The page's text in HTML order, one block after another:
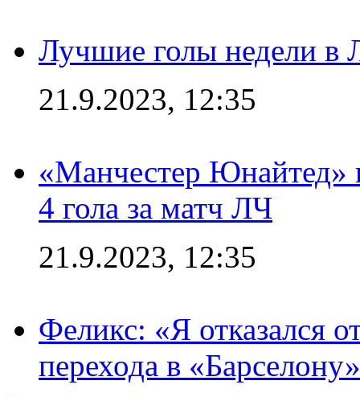
Лучшие голы недели в
21.9.2023, 12:35
«Манчестер Юнайтед»
4 гола за матч ЛЧ
21.9.2023, 12:35
Феликс: «Я отказался
перехода в «Барселону»